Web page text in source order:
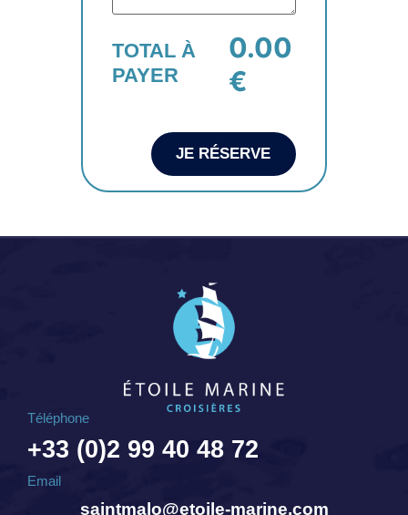
TOTAL À
PAYER
0.00
€
JE RÉSERVE
Téléphone
+33 (0)2 99 40 48 72
Email
saintmalo@etoile-marine.com